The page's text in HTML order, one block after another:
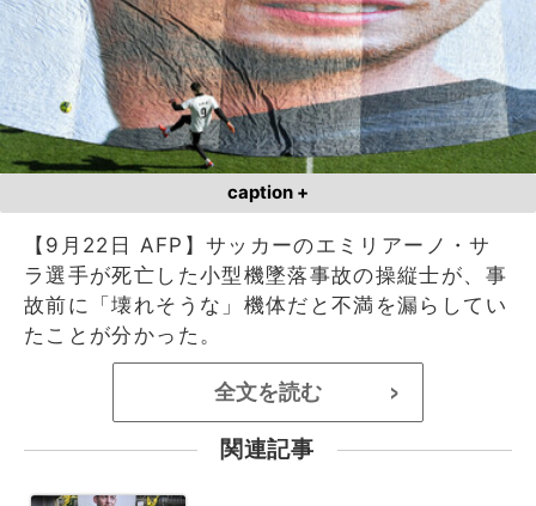
caption +
【9月22日 AFP】サッカーのエミリアーノ・サ
ラ選手が死亡した小型機墜落事故の操縦士が、事
故前に「壊れそうな」機体だと不満を漏らしてい
たことが分かった。
全文を読む >
関連記事